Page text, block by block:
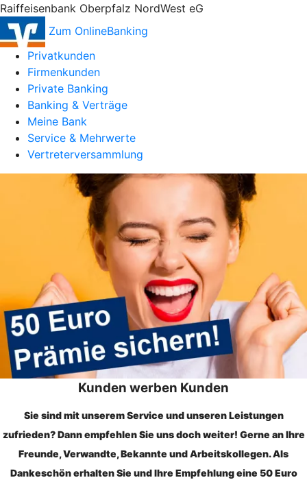
Raiffeisenbank Oberpfalz NordWest eG
Zum OnlineBanking
Privatkunden
Firmenkunden
Private Banking
Banking & Verträge
Meine Bank
Service & Mehrwerte
Vertreterversammlung
Kunden werben Kunden
Sie sind mit unserem Service und unseren Leistungen
zufrieden? Dann empfehlen Sie uns doch weiter! Gerne an Ihre
Freunde, Verwandte, Bekannte und Arbeitskollegen. Als
Dankeschön erhalten Sie und Ihre Empfehlung eine 50 Euro